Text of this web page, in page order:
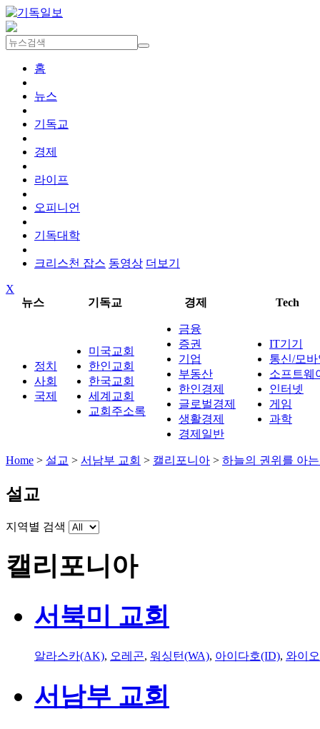
홈
뉴스
기독교
경제
라이프
오피니언
기독대학
크리스천 잡스 동영상 더보기
X
뉴스
기독교 경제 Tech
정치
사회
국제
미국교회
한인교회
한국교회
세계교회
교회주소록
금융
증권
기업
부동산
한인경제
글로벌경제
생활경제
경제일반
IT기기
통신/모
소프트웨
인터넷
게임
과학
Home > 설교 > 서남부 교회 > 캘리포니아 > 하늘의 권위를 아
설교
지역별 검색
캘리포니아
서북미 교회
알라스카(AK), 오레곤, 워싱턴(WA), 아이다호(ID), 와이
서남부 교회